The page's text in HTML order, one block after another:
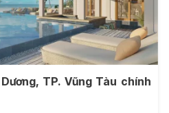
TP. Vũng Tàu chính